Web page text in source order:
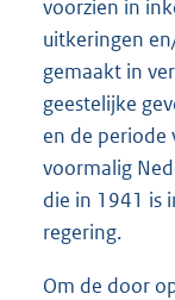
voorzien in
uitkeringen
gemaakt in
geestelijke
en de periode
voormalig
die in 1941 is
regering.
Om de door